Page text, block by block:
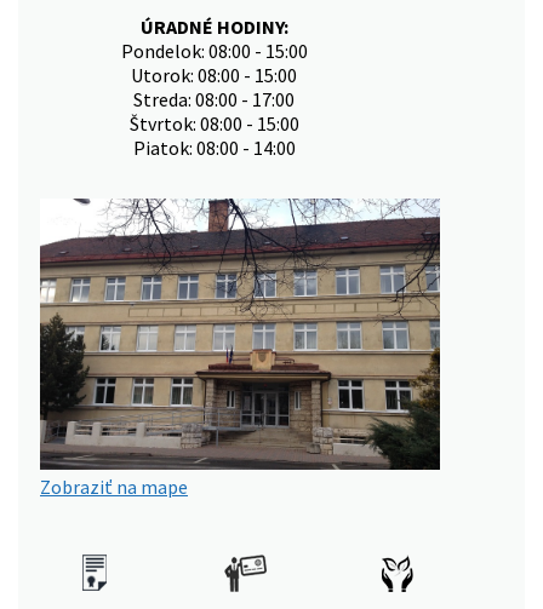
ÚRADNÉ HODINY:
Pondelok: 08:00 - 15:00
Utorok: 08:00 - 15:00
Streda: 08:00 - 17:00
Štvrtok: 08:00 - 15:00
Piatok: 08:00 - 14:00
Zobraziť na mape